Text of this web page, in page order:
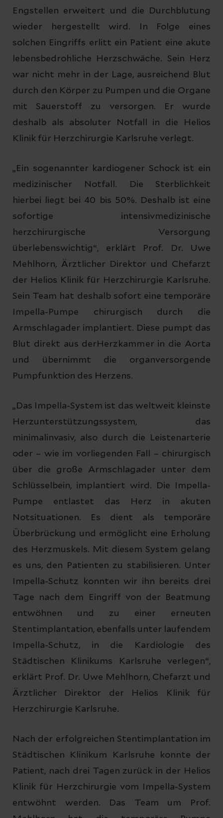
Engstellen erweitert und die Durchblutung
wieder hergestellt wird. In Folge eines
solchen Eingriffs erlitt ein Patient eine akute
lebensbedrohliche Herzschwäche. Sein Herz
war nicht mehr in der Lage, ausreichend Blut
durch den Körper zu Pumpen und die Organe
mit Sauerstoff zu versorgen. Er wurde
deshalb als absoluter Notfall in die Helios
Klinik für Herzchirurgie Karlsruhe verlegt.
„Ein sogenannter kardiogener Schock ist ein
medizinischer Notfall. Die Sterblichkeit
hierbei liegt bei 40 bis 50%. Deshalb ist eine
sofortige intensivmedizinische
herzchirurgische Versorgung
überlebenswichtig“, erklärt Prof. Dr. Uwe
Mehlhorn, Ärztlicher Direktor und Chefarzt
der Helios Klinik für Herzchirurgie Karlsruhe.
Sein Team hat deshalb sofort eine temporäre
Impella-Pumpe chirurgisch durch die
Armschlagader implantiert. Diese pumpt das
Blut direkt aus derHerzkammer in die Aorta
und übernimmt die organversorgende
Pumpfunktion des Herzens.
„Das Impella-System ist das weltweit kleinste
Herzunterstützungssystem, das
minimalinvasiv, also durch die Leistenarterie
oder – wie im vorliegenden Fall – chirurgisch
über die große Armschlagader unter dem
Schlüsselbein, implantiert wird. Die Impella-
Pumpe entlastet das Herz in akuten
Notsituationen. Es dient als temporäre
Überbrückung und ermöglicht eine Erholung
des Herzmuskels. Mit diesem System gelang
es uns, den Patienten zu stabilisieren. Unter
Impella-Schutz konnten wir ihn bereits drei
Tage nach dem Eingriff von der Beatmung
entwöhnen und zu einer erneuten
Stentimplantation, ebenfalls unter laufendem
Impella-Schutz, in die Kardiologie des
Städtischen Klinikums Karlsruhe verlegen“,
erklärt Prof. Dr. Uwe Mehlhorn, Chefarzt und
Ärztlicher Direktor der Helios Klinik für
Herzchirurgie Karlsruhe.
Nach der erfolgreichen Stentimplantation im
Städtischen Klinikum Karlsruhe konnte der
Patient, nach drei Tagen zurück in der Helios
Klinik für Herzchirurgie vom Impella-System
entwöhnt werden. Das Team um Prof.